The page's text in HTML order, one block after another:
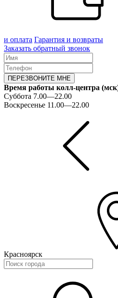
и оплата Гарантия и возвраты
Заказать обратный звонок
ПЕРЕЗВОНИТЕ МНЕ
Время работы колл-центра
Суббота 7.00—22.00
Воскресенье 11.00—22.00
Красноярск